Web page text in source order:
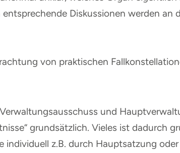
Diskussionen werden an
von praktischen
und
grundsätzlich. Vieles ist dadurch
z.B. durch Hauptsatzung